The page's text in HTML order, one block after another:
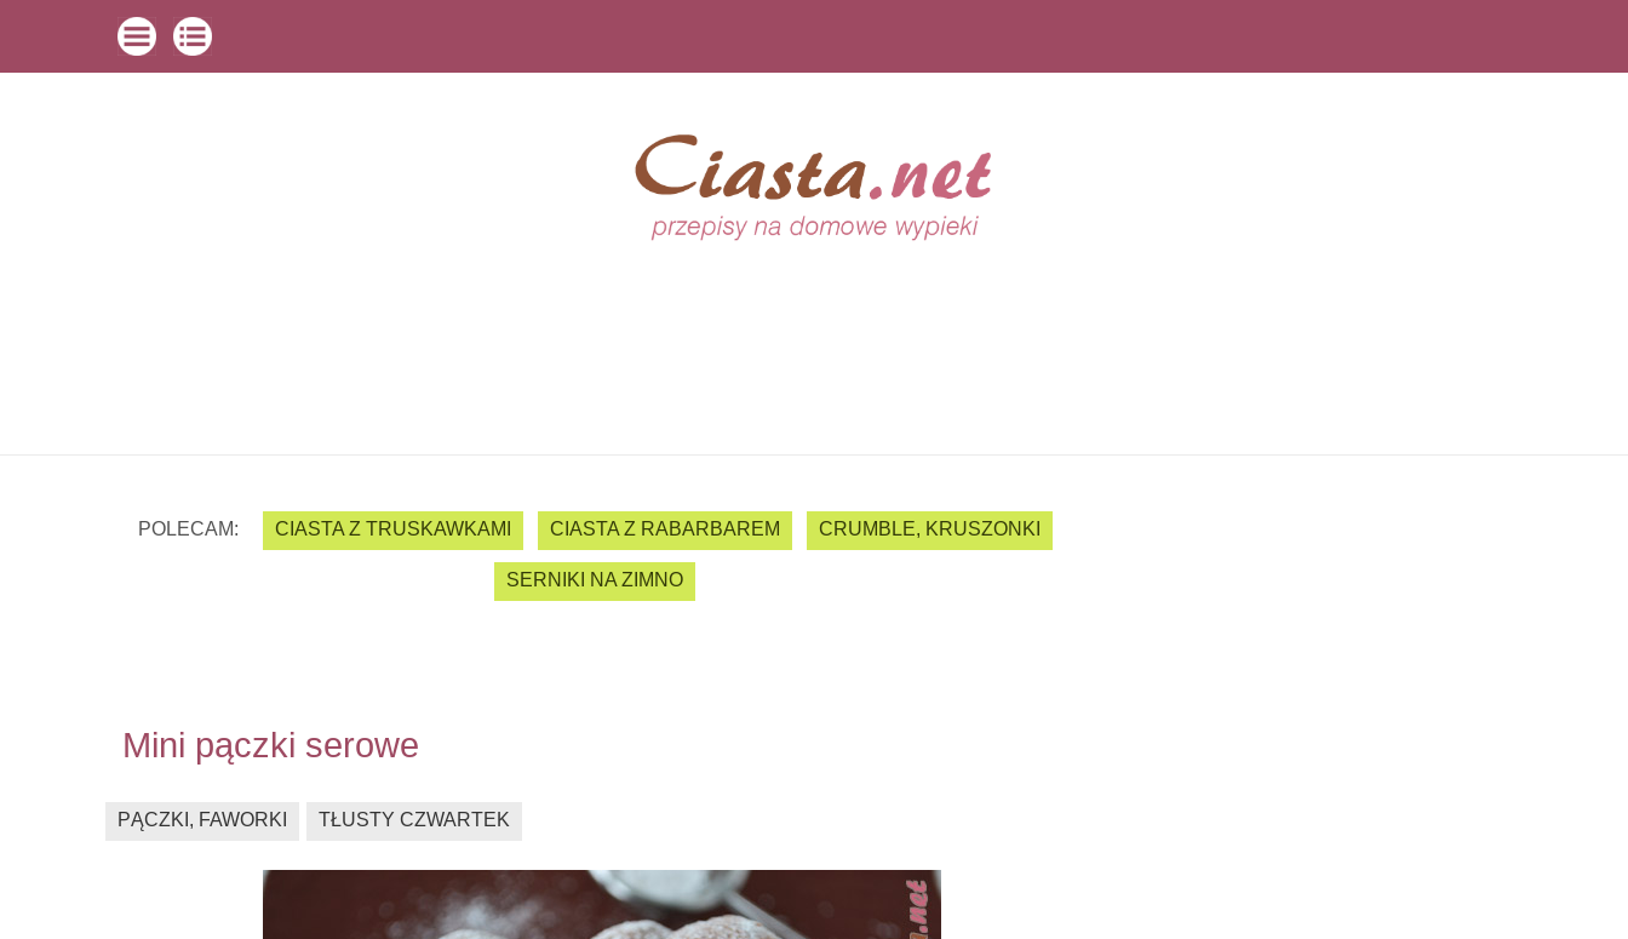
POLECAM: CIASTA Z TRUSKAWKAMI CIASTA Z RABARBAREM CRUMBLE, KRUSZONKI
SERNIKI NA ZIMNO
Mini pączki serowe
PĄCZKI, FAWORKI TŁUSTY CZWARTEK